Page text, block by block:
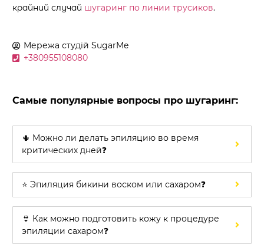
крайний случай шугаринг по линии трусиков.
Мережа студій SugarMe
+380955108080
Самые популярные вопросы про шугаринг:
🌵 Можно ли делать эпиляцию во время
критических дней❓
⭐ Эпиляция бикини воском или сахаром❓
👙 Как можно подготовить кожу к процедуре
эпиляции сахаром❓